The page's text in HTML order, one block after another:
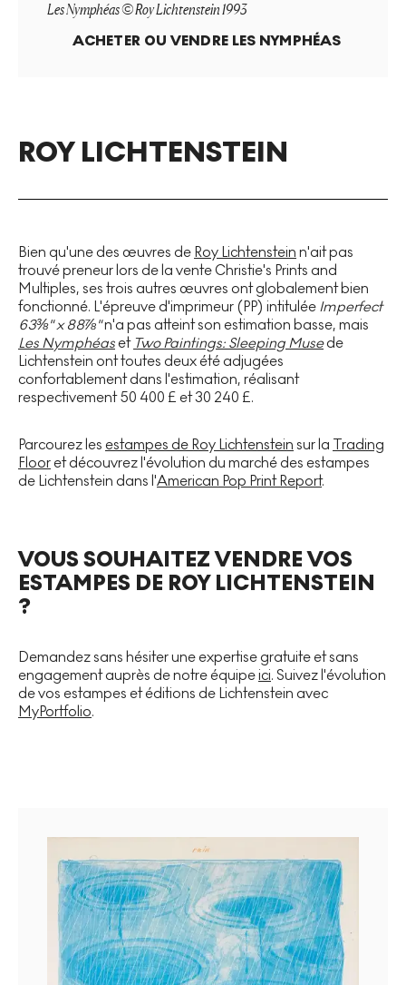
Les Nymphéas © Roy Lichtenstein 1993
ACHETER OU VENDRE LES NYMPHÉAS
ROY LICHTENSTEIN
Bien qu'une des œuvres de Roy Lichtenstein n'ait pas
trouvé preneur lors de la vente Christie's Prints and
Multiples, ses trois autres œuvres ont globalement bien
fonctionné. L'épreuve d'imprimeur (PP) intitulée Imperfect
63⅜" x 88⅞"n'a pas atteint son estimation basse, mais
Les Nymphéas et Two Paintings: Sleeping Musede
Lichtenstein ont toutes deux été adjugées
confortablement dans l'estimation, réalisant
respectivement 50 400 £ et 30 240 £.
Parcourez les estampes de Roy Lichtenstein sur la Trading
Floor et découvrez l'évolution du marché des estampes
de Lichtenstein dans l'American Pop Print Report.
VOUS SOUHAITEZ VENDRE VOS
ESTAMPES DE ROY LICHTENSTEIN
?
Demandez sans hésiter une expertise gratuite et sans
engagement auprès de notre équipeici. Suivez l'évolution
de vos estampes et éditions de Lichtenstein avec
MyPortfolio.